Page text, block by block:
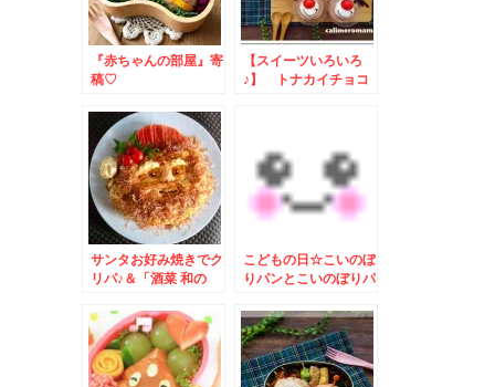
『赤ちゃんの部屋』寄
稿♡
【スイーツいろいろ
♪】 トナカイチョコ
サンタお好み焼きでク
リパ♪＆「酒菜 和の
ぜ寿司」徳島料理♪メ
ニューbar＆姿
bar☆(*´艸`*)
こどもの日☆こいのぼ
りパンとこいのぼりパ